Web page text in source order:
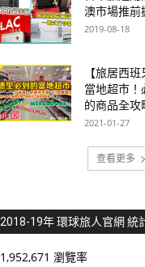
澳市場推前
2019-08-18
【旅居西
當地超市！
的商品全攻
2021-01-27
查看更多
2018-19年 環球旅人官網 統
1,952,671 瀏覽率